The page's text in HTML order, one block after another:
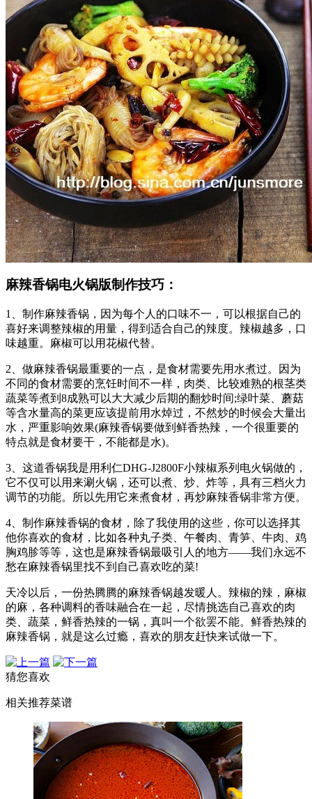
麻辣香锅电火锅版制作技巧：
1、制作麻辣香锅，因为每个人的口味不一，可以根据自己的
喜好来调整辣椒的用量，得到适合自己的辣度。辣椒越多，口
味越重。麻椒可以用花椒代替。
2、做麻辣香锅最重要的一点，是食材需要先用水煮过。因为
不同的食材需要的烹饪时间不一样，肉类、比较难熟的根茎类
蔬菜等煮到8成熟可以大大减少后期的翻炒时间;绿叶菜、蘑菇
等含水量高的菜更应该提前用水焯过，不然炒的时候会大量出
水，严重影响效果(麻辣香锅要做到鲜香热辣，一个很重要的
特点就是食材要干，不能都是水)。
3、这道香锅我是用利仁DHG-J2800F小辣椒系列电火锅做的，
它不仅可以用来涮火锅，还可以煮、炒、炸等，具有三档火力
调节的功能。所以先用它来煮食材，再炒麻辣香锅非常方便。
4、制作麻辣香锅的食材，除了我使用的这些，你可以选择其
他你喜欢的食材，比如各种丸子类、午餐肉、青笋、牛肉、鸡
胸鸡胗等等，这也是麻辣香锅最吸引人的地方——我们永远不
愁在麻辣香锅里找不到自己喜欢吃的菜!
天冷以后，一份热腾腾的麻辣香锅越发暖人。辣椒的辣，麻椒
的麻，各种调料的香味融合在一起，尽情挑选自己喜欢的肉
类、蔬菜，鲜香热辣的一锅，真叫一个欲罢不能。鲜香热辣的
麻辣香锅，就是这么过瘾，喜欢的朋友赶快来试做一下。
猜您喜欢
相关推荐菜谱